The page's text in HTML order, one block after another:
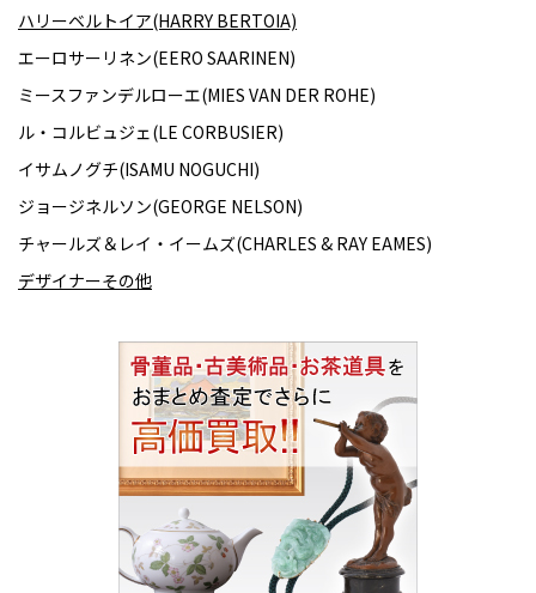
ハリーベルトイア(HARRY BERTOIA)
エーロサーリネン(EERO SAARINEN)
ミースファンデルローエ(MIES VAN DER ROHE)
ル・コルビュジェ(LE CORBUSIER)
イサムノグチ(ISAMU NOGUCHI)
ジョージネルソン(GEORGE NELSON)
チャールズ＆レイ・イームズ(CHARLES & RAY EAMES)
デザイナーその他